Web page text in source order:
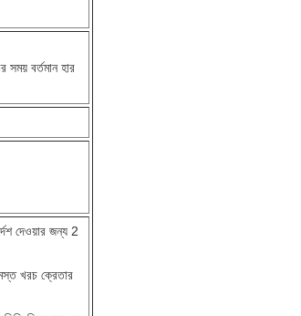
বর্তমান হার
দেওয়ার জন্য 2
খরচ ক্রেতার